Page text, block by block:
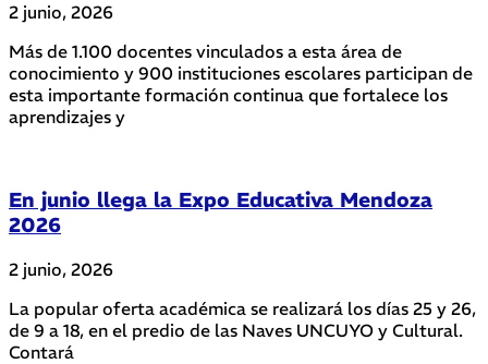
2 junio, 2026
Más de 1.100 docentes vinculados a esta área de
conocimiento y 900 instituciones escolares participan de
esta importante formación continua que fortalece los
aprendizajes y
En junio llega la Expo Educativa Mendoza
2026
2 junio, 2026
La popular oferta académica se realizará los días 25 y 26,
de 9 a 18, en el predio de las Naves UNCUYO y Cultural.
Contará